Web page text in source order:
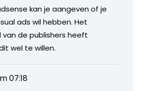
kan je aangeven of je
ads wil hebben. Het
de publishers heeft
wel te willen.
07:18